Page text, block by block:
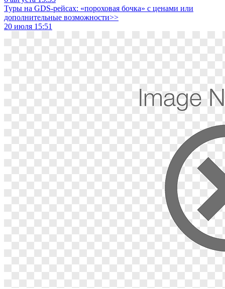
Туры на GDS-рейсах: «пороховая бочка» с ценами или
дополнительные возможности>>
20 июля 15:51